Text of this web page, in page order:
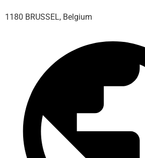
1180 BRUSSEL, Belgium